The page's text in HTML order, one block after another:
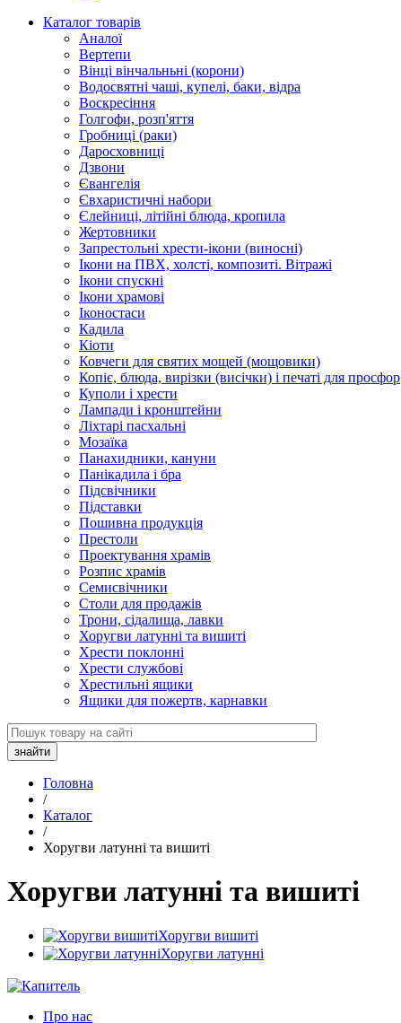
Каталог товарів
Аналої
Вертепи
Вінці вінчальньні (корони)
Водосвятні чаші, купелі, баки, відра
Воскресіння
Голгофи, розп'яття
Гробниці (раки)
Даросховниці
Дзвони
Євангелія
Євхаристичні набори
Єлейниці, літійні блюда, кропила
Жертовники
Запрестольні хрести-ікони (виносні)
Ікони на ПВХ, холсті, композиті. Вітражі
Ікони спускні
Ікони храмові
Іконостаси
Кадила
Кіоти
Ковчеги для святих мощей (мощовики)
Копіє, блюда, вирізки (висічки) і печаті для просфор
Куполи і хрести
Лампади і кронштейни
Ліхтарі пасхальні
Мозаїка
Панахидники, кануни
Панікадила і бра
Підсвічники
Підставки
Пошивна продукція
Престоли
Проектування храмів
Розпис храмів
Семисвічники
Столи для продажів
Трони, сідалища, лавки
Хоругви латунні та вишиті
Хрести поклонні
Хрести службові
Хрестильні ящики
Ящики для пожертв, карнавки
Головна
/
Каталог
/
Хоругви латунні та вишиті
Хоругви латунні та вишиті
Хоругви вишиті
Хоругви латунні
Про нас